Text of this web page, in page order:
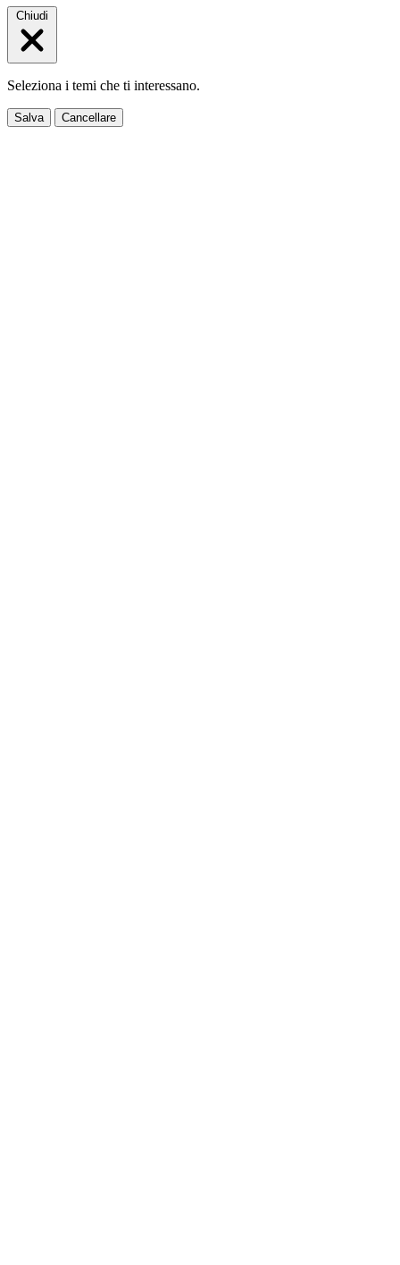
Chiudi
Seleziona i temi che ti interessano.
Salva Cancellare